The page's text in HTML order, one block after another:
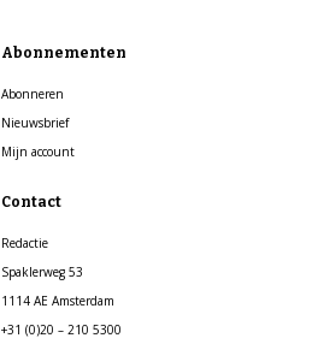
Abonnementen
Abonneren
Nieuwsbrief
Mijn account
Contact
Redactie
Spaklerweg 53
1114 AE Amsterdam
+31 (0)20 – 210 5300